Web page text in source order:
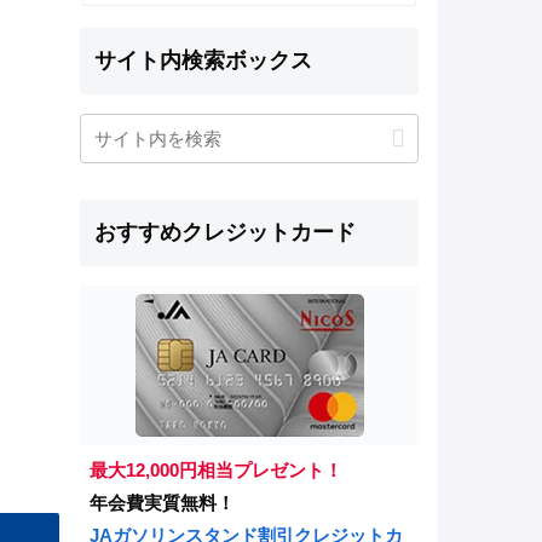
サイト内検索ボックス
おすすめクレジットカード
最大12,000円相当プレゼント！
年会費実質無料！
JAガソリンスタンド割引クレジットカ